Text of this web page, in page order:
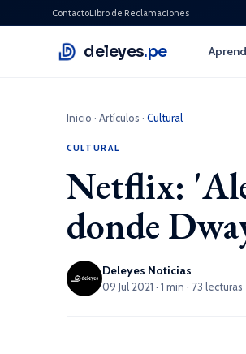
ContactoLibro de Reclamaciones
deleyes.pe
Inicio · Artículos · Cultural
CULTURAL
Netflix:
donde
Deleyes Noticias
09 Jul 2021 · 1 min · 73 lecturas